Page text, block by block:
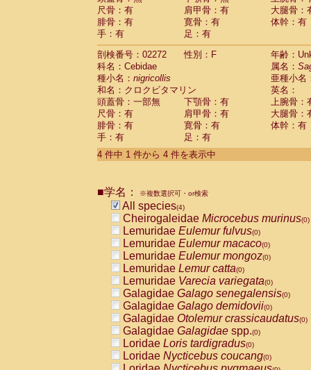
Atelidae Ateles paniscus
Atelidae Atelesspp.
Atelidae Lagothrix lagothricha
AtelidaeLagothrix lagothricha cana(0)
Pitheciidae
Cacajao calvus
Pitheciidae
Callicebus cupreus(0)
Pitheciidae Callicebus donacophilus(0)
PitheciidaeCallicebus moloch(0)
Pitheciidae Callicebus torquatus(0)
Pitheciidae Callicebus
Pitheciidae Chiropotes satanas
Pitheciidae Pithecia monachus
PitheciidaePithecia pithecia
CercopithecidaeCercocebus
Cercopithecidae
CercopithecidaeCercocebus
CercopithecidaeCercocebus
CercopithecidaeCercocebusspp.
CercopithecidaeLophocebus
CercopithecidaePapio anubis
CercopithecidaePapio cynocephalus
CercopithecidaePapio hamadryas
CercopithecidaePapio papio(0)
CercopithecidaePapiospp.(0)
CercopithecidaeMandrillus
CercopithecidaeMandrillus sphinx
CercopithecidaeTheropithecus
尺骨：有
肩甲骨：有
大腿骨：
腓骨：有
寛骨：有
体幹：有
手：有
足：有
剖検番号：02272
性別：F
年齢：
科名：Cebidae
属名：
種小名： nigricollis
亜種小名
和名：クロクビタマリン
英名：
頭蓋骨：一部無
下顎骨：有
上腕骨：
尺骨：有
肩甲骨：有
大腿骨：
腓骨：有
寛骨：有
体幹：有
手：有
足：有
4 件中 1 件から 4 件を表示中
■学名： ※複数選択可・or検索
All species(4)
Cheirogaleidae Microcebus murinus(0)
Lemuridae Eulemur fulvus(0)
Lemuridae Eulemur macaco(0)
Lemuridae Eulemur mongoz(0)
Lemuridae Lemur catta(0)
Lemuridae Varecia variegata(0)
Galagidae Galago senegalensis(0)
Galagidae Galago demidovii(0)
Galagidae Otolemur crassicaudatus(0)
Galagidae Galagidae spp.(0)
Loridae Loris tardigradus(0)
Loridae Nycticebus coucang(0)